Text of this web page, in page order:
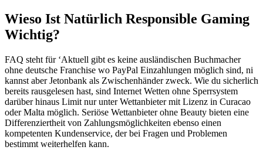
Wieso Ist Natürlich Responsible Gaming
Wichtig?
FAQ steht für ‘Aktuell gibt es keine ausländischen Buchmacher
ohne deutsche Franchise wo PayPal Einzahlungen möglich sind, ni
kannst aber Jetonbank als Zwischenhänder zweck. Wie du sicherlich
bereits rausgelesen hast, sind Internet Wetten ohne Sperrsystem
darüber hinaus Limit nur unter Wettanbieter mit Lizenz in Curacao
oder Malta möglich. Seriöse Wettanbieter ohne Beauty bieten eine
Differenziertheit von Zahlungsmöglichkeiten ebenso einen
kompetenten Kundenservice, der bei Fragen und Problemen
bestimmt weiterhelfen kann.